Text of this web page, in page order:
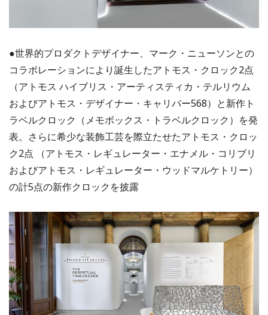
●世界的プロダクトデザイナー、マーク・ニューソンとの
コラボレーションにより誕生したアトモス・クロック2点
（アトモス ハイブリス・アーティスティカ・テルリウム
およびアトモス・デザイナー・キャリバー568）と新作ト
ラベルクロック（メモボックス・トラベルクロック）を発
表。さらに希少な装飾工芸を際立たせたアトモス・クロッ
ク2点 （アトモス・レギュレーター・エナメル・コリブリ
およびアトモス・レギュレーター・ウッドマルケトリー）
の計5点の新作クロックを披露